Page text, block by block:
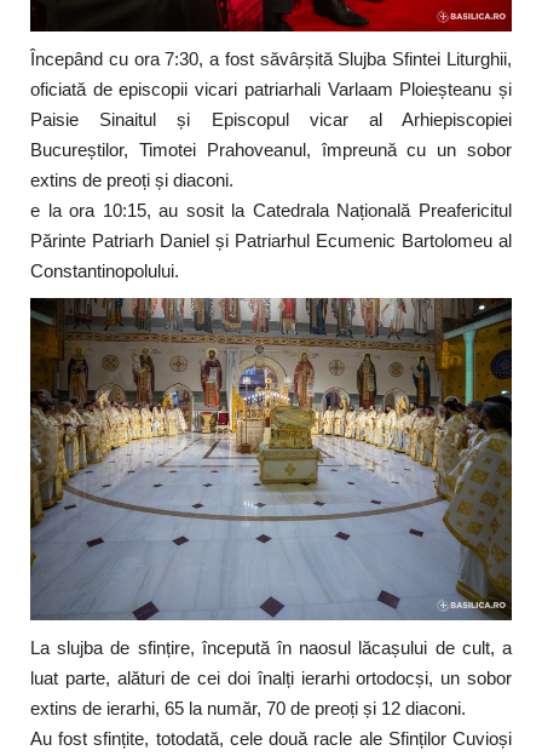
Începând cu ora 7:30, a fost săvârșită Slujba Sfintei Liturghii,
oficiată de episcopii vicari patriarhali Varlaam Ploieșteanu și
Paisie Sinaitul și Episcopul vicar al Arhiepiscopiei
Bucureștilor, Timotei Prahoveanul, împreună cu un sobor
extins de preoți și diaconi.
e la ora 10:15, au sosit la Catedrala Națională Preafericitul
Părinte Patriarh Daniel și Patriarhul Ecumenic Bartolomeu al
Constantinopolului.
La slujba de sfințire, începută în naosul lăcașului de cult, a
luat parte, alături de cei doi înalți ierarhi ortodocși, un sobor
extins de ierarhi, 65 la număr, 70 de preoți și 12 diaconi.
Au fost sfințite, totodată, cele două racle ale Sfinților Cuvioși